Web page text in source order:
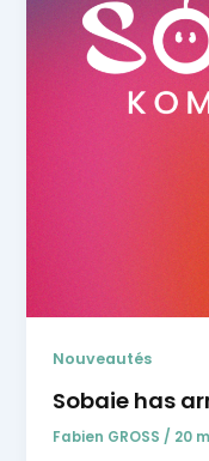
Nouveautés
Sobaie has
Fabien GROSS/ 20